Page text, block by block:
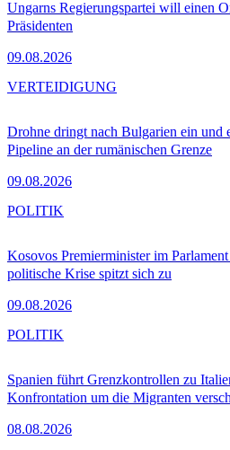
Ungarns Regierungspartei will einen
Präsidenten
09.08.2026
Drohne dringt nach Bulgarien ein und
Pipeline an der rumänischen Grenze
09.08.2026
VERTEIDIGUNG
Kosovos Premierminister im
politische Krise spitzt sich zu
09.08.2026
POLITIK
Spanien führt Grenzkontrollen zu
Konfrontation um die Migranten
08.08.2026
POLITIK